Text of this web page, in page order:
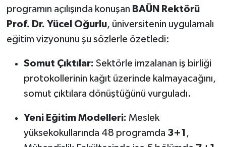
programın açılışında konuşan BAÜN Rektörü
Prof. Dr. Yücel Oğurlu, üniversitenin uygulamalı
eğitim vizyonunu şu sözlerle özetledi:
Somut Çıktılar: Sektörle imzalanan iş birliği
protokollerinin kağıt üzerinde kalmayacağını,
somut çıktılara dönüştüğünü vurguladı.
Yeni Eğitim Modelleri: Meslek
yüksekokullarında 48 programda 3+1 ,
Trend
TÜRKİYE
VİZYONDAKİLER